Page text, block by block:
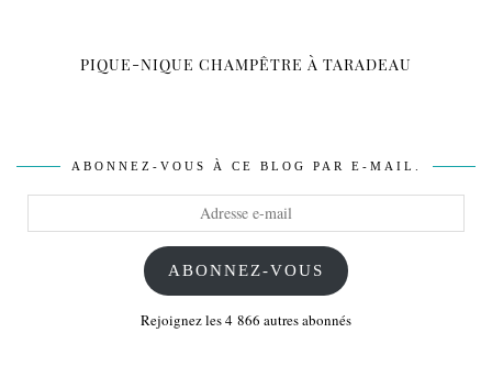
PIQUE-NIQUE CHAMPÊTRE À TARADEAU
ABONNEZ-VOUS À CE BLOG PAR E-MAIL.
ABONNEZ-VOUS
Rejoignez les 4 866 autres abonnés